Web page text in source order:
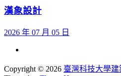
漢象設計
2026 年 07 月 05 日
Copyright © 2026 臺灣科技大學建